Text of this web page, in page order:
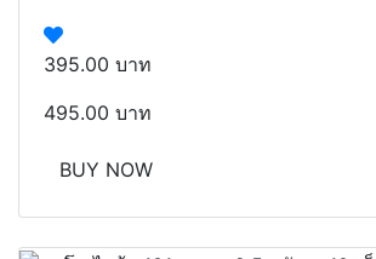
395.00 บาท
495.00 บาท
BUY NOW